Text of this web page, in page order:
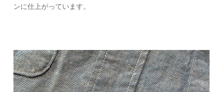
ンに仕上がっています。